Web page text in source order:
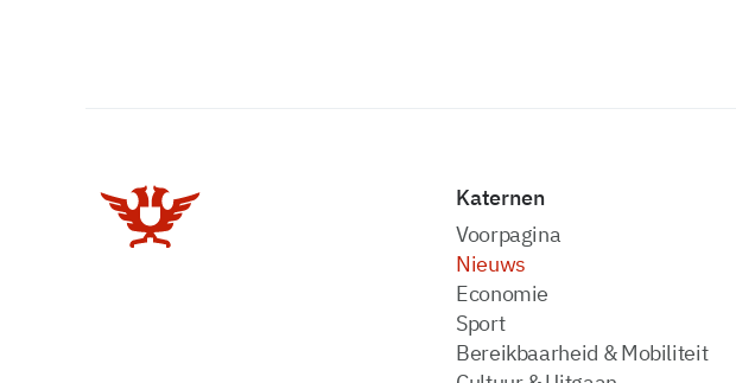
Katernen
Voorpagina
Nieuws
Economie
Sport
Bereikbaarheid & Mobiliteit